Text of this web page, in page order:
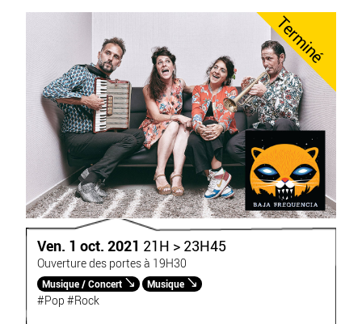
Terminé
Ven. 1 oct. 2021 21H > 23H45
Ouverture des portes à 19H30
Musique / Concert Musique
#Pop #Rock